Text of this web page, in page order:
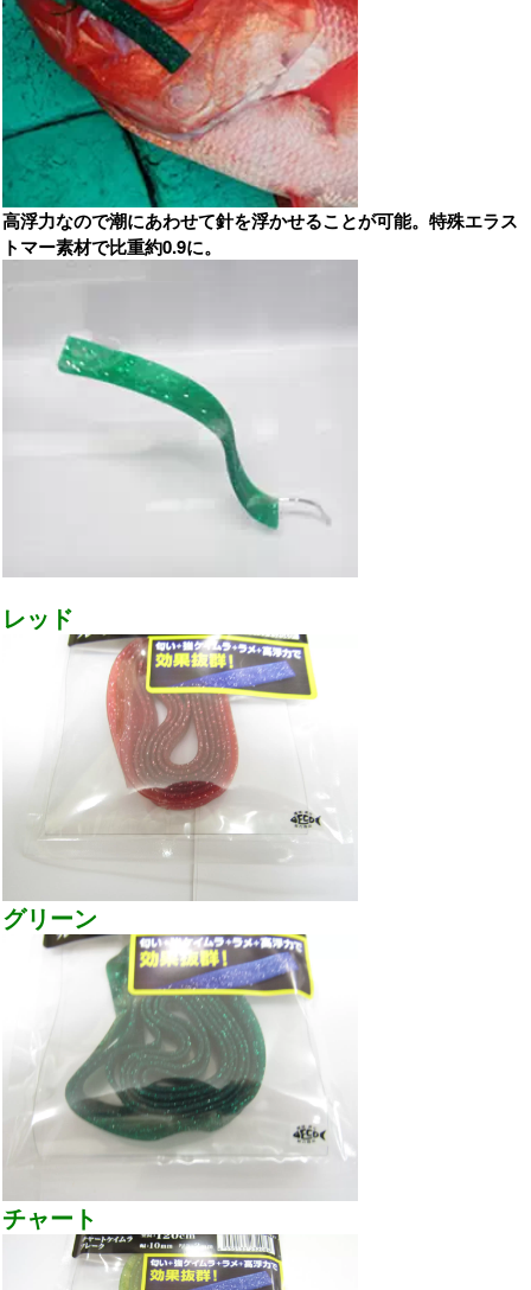
高浮力なので潮にあわせて針を浮かせることが可能。特殊エラス
トマー素材で比重約0.9に。
レッド
グリーン
チャート